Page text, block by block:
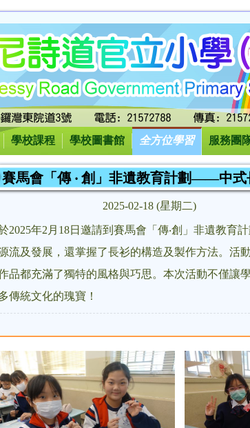
學校課程 學校圖書館 全方位學習 服務團
賽馬會「傳 ‧ 創」非遺教育計劃——中式
2025-02-18 (星期二)
2025年2月18日邀請到賽馬會「傳‧創」非遺教
流及發展，還掌握了長衫的構造及製作方法。活
品都充滿了獨特的風格與巧思。本次活動不僅讓
傳統文化的瑰寶！